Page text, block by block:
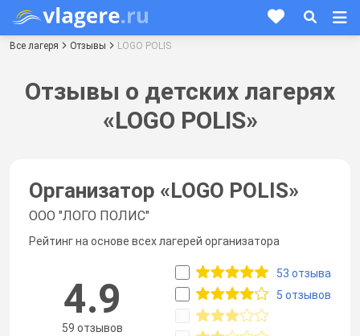
Все лагеря Отзывы LOGO POLIS
Отзывы о детских лагерях
«LOGO POLIS»
Организатор «LOGO POLIS»
ООО "ЛОГО ПОЛИС"
Рейтинг на основе всех лагерей организатора
4.9
59 отзывов
53 отзыва
5 отзывов